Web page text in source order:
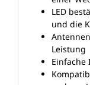
LED
und die
Leistung
Einfache